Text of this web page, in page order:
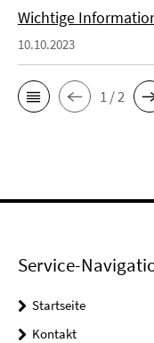
Wichtige
10.10.2023
1 / 2
Service-
Startseite
Kontakt